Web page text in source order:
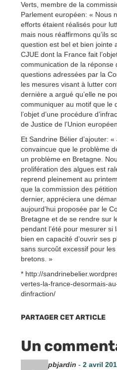
Verts, membre de la
Parlement européen: « Nous
efforts étaient réalisés pour
mais nous réaffirmons qu’ils
question est bel et bien jointe
CJUE dont la France fait
communication de la réponse
questions adressées par la
les mesures visant à lutter
dernière a argué qu’elle ne
communiquer au motif que le
l’objet d’une procédure
de Justice de l’Union
Et Sandrine Bélier d’ajouter:
convaincue que le problème
un problème en Bretagne.
prolifération des algues est
reprend pleinement au
que la commission des
dernier, appréciera une
aujourd’hui proposée par le
Bretagne et de se rendre sur
pendant l’été pour mesurer si
bien en capacité d’ouvrir ses
sans surcoût excessif pour
bretons. »
* http://
vertes-la-france-desormais-
dinfraction/
PARTAGER CET ARTICLE
Un
pbjardin - 2 avril